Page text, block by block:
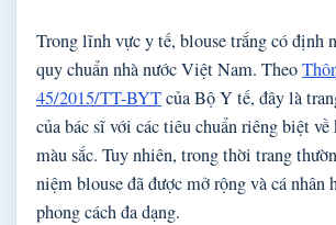
Trong lĩnh vực y tế, blouse trắng có định
quy chuẩn nhà nước Việt Nam. Theo
45/2015/TT-BYTcủa Bộ Y tế, đây là
của bác sĩ với các tiêu chuẩn riêng biệt về
màu sắc. Tuy nhiên, trong thời trang
niệm blouse đã được mở rộng và cá nhân
phong cách đa dạng.